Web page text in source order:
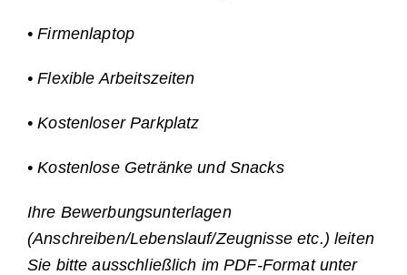
• Firmenlaptop
• Flexible Arbeitszeiten
• Kostenloser Parkplatz
• Kostenlose Getränke und Snacks
Ihre Bewerbungsunterlagen
(Anschreiben/Lebenslauf/Zeugnisse etc.) leiten
Sie bitte ausschließlich im PDF-Format unter